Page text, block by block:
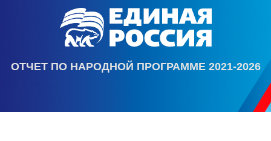
ОТЧЕТ ПО НАРОДНОЙ ПРОГРАММЕ 2021-2026